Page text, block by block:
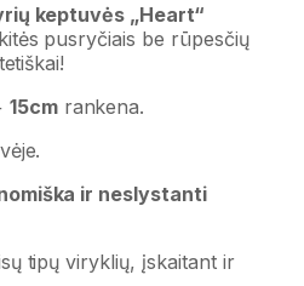
keptuvės „Heart“
pusryčiais be rūpesčių
15cmrankena.
ir neslystanti
tipų viryklių, įskaitant ir